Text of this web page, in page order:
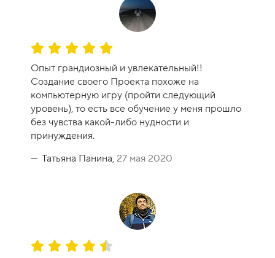
О
ц
е
н
к
а
к
у
р
Опыт грандиозный и увлекательный!!
Создание своего Проекта похоже на
компьютерную игру (пройти следующий
уровень), то есть все обучение у меня прошло
без чувства какой-либо нудности и
принуждения.
Татьяна Панина, 27 мая 2020
О